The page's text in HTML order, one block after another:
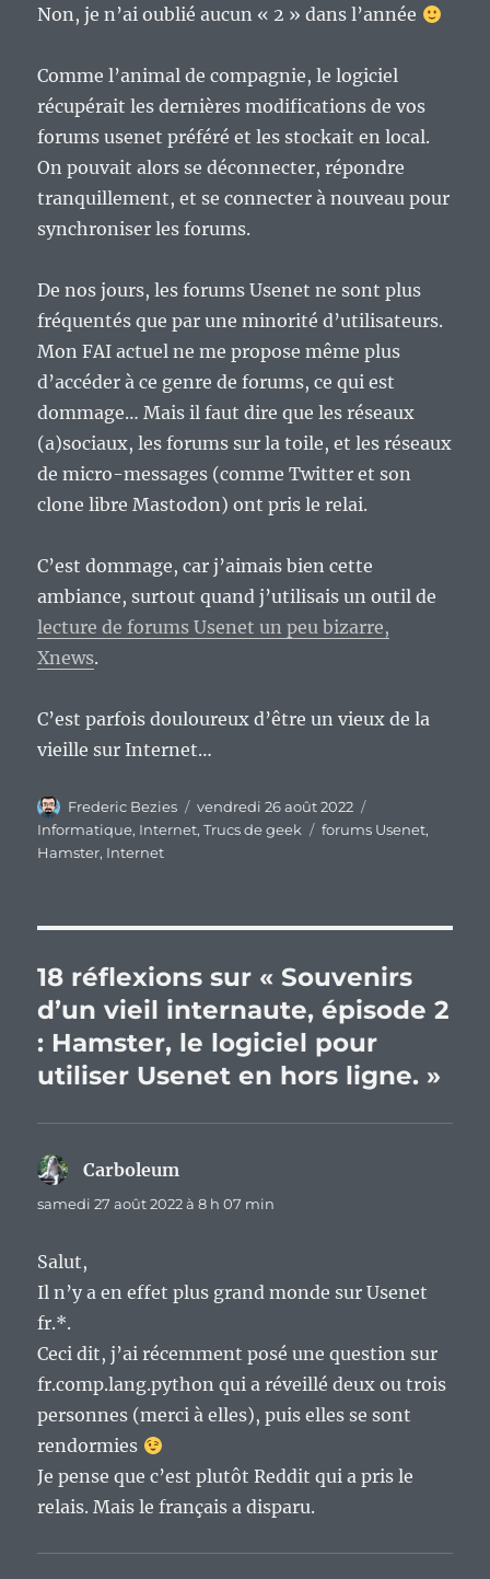
Non, je n’ai oublié aucun « 2 » dans l’année
Comme l’animal de compagnie, le logiciel
récupérait les dernières modifications de vos
forums usenet préféré et les stockait en local.
On pouvait alors se déconnecter, répondre
tranquillement, et se connecter à nouveau pour
synchroniser les forums.
De nos jours, les forums Usenet ne sont plus
fréquentés que par une minorité d’utilisateurs.
Mon FAI actuel ne me propose même plus
d’accéder à ce genre de forums, ce qui est
dommage… Mais il faut dire que les réseaux
(a)sociaux, les forums sur la toile, et les réseaux
de micro-messages (comme Twitter et son
clone libre Mastodon) ont pris le relai.
C’est dommage, car j’aimais bien cette
ambiance, surtout quand j’utilisais un outil de
lecture de forums Usenet un peu bizarre,
Xnews.
C’est parfois douloureux d’être un vieux de la
vieille sur Internet…
Auteur
Frederic Bezies
Publié
le
vendredi 26 août 2022
Informatique, Internet,Trucs de geek Étiquettes
forums Usenet,
Hamster, Internet
18 réflexions sur « Souvenirs
d’un vieil internaute, épisode 2
: Hamster, le logiciel pour
utiliser Usenet en hors ligne. »
Carboleum
samedi 27 août 2022 à 8 h 07 min
Salut,
Il n’y a en effet plus grand monde sur Usenet
fr.*.
Ceci dit, j’ai récemment posé une question sur
fr.comp.lang.python qui a réveillé deux ou trois
personnes (merci à elles), puis elles se sont
rendormies
Je pense que c’est plutôt Reddit qui a pris le
relais. Mais le français a disparu.